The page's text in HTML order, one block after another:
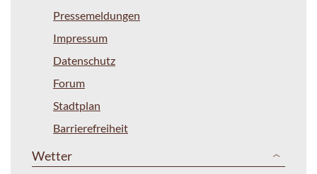
Pressemeldungen
Impressum
Datenschutz
Forum
Stadtplan
Barrierefreiheit
Wetter